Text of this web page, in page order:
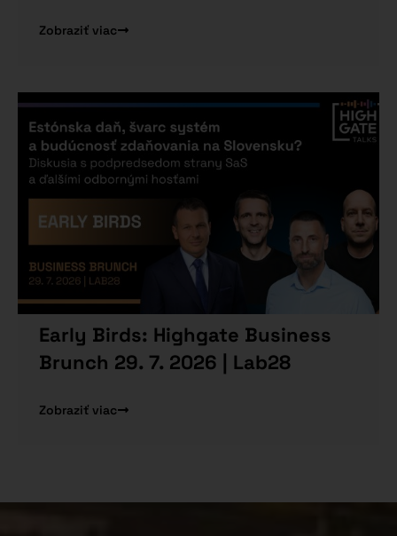
Zobraziť viac
Early Birds: Highgate Business
Brunch 29. 7. 2026 | Lab28
Zobraziť viac